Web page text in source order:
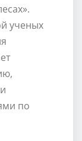
ученых
по